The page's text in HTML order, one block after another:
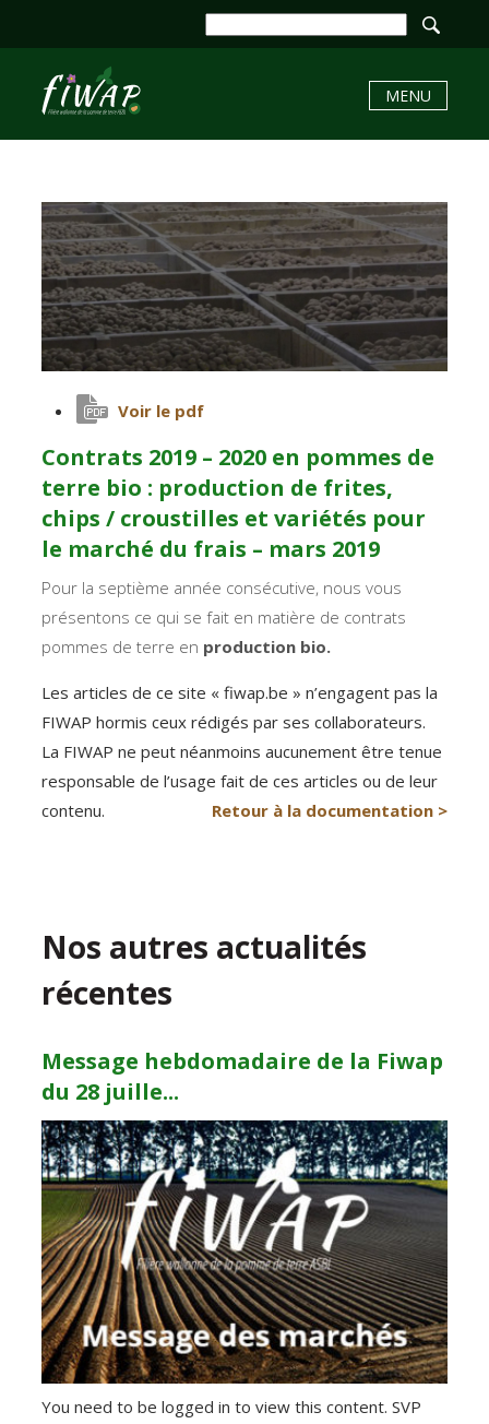
MENU
Voir le pdf
Contrats 2019 – 2020 en pommes de
terre bio : production de frites,
chips / croustilles et variétés pour
le marché du frais – mars 2019
Pour la septième année consécutive, nous vous
présentons ce qui se fait en matière de contrats
pommes de terre en production bio.
Les articles de ce site « fiwap.be » n’engagent pas la
FIWAP hormis ceux rédigés par ses collaborateurs.
La FIWAP ne peut néanmoins aucunement être tenue
responsable de l’usage fait de ces articles ou de leur
contenu.
Retour à la documentation >
Nos autres actualités
récentes
Message hebdomadaire de la Fiwap
du 28 juille...
You need to be logged in to view this content. SVP